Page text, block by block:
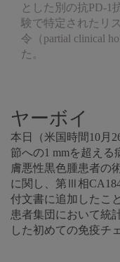
とした別の抗PD-1
験で特定されたリ
令（partial clinical
た。
ヤーボイ
本日（米国時間10月
節への1 mmを超え
膚悪性黒色腫患者の
に関し、第Ⅲ相
付文書に追加したこ
患者集団において統
した初めての免疫チ